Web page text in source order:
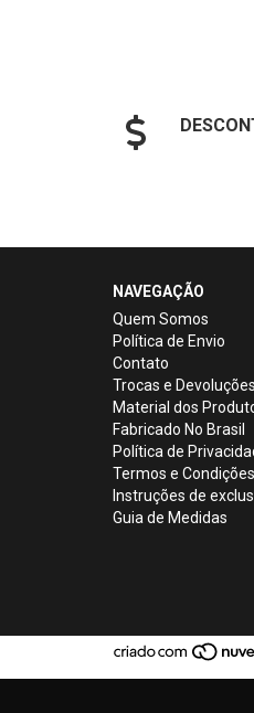
NAVEGAÇÃO
Quem Somos
Política de Envio
Contato
Trocas e Devoluções
Material dos
Fabricado No Brasil
Política de
Termos e Condições
Instruções de
Guia de Medidas